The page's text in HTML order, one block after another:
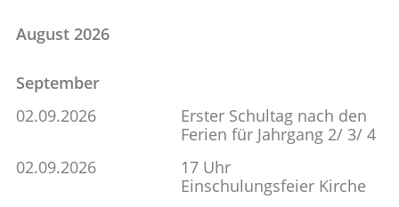
August 2026
September
02.09.2026
Erster Schultag nach den
Ferien für Jahrgang 2/ 3/ 4
02.09.2026
17 Uhr
Einschulungsfeier Kirche